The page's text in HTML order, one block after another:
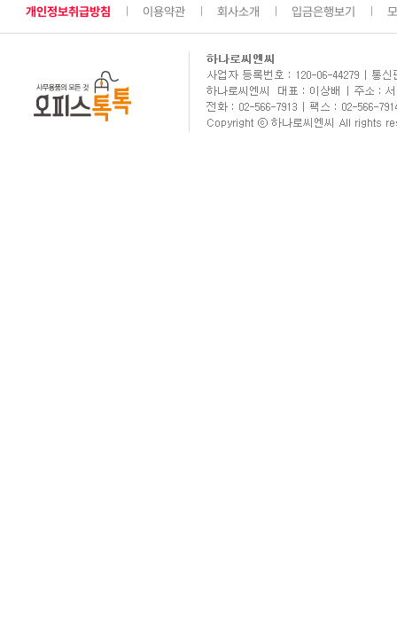
개인정보취급방침 이용약관 회사소개 입금은행보기